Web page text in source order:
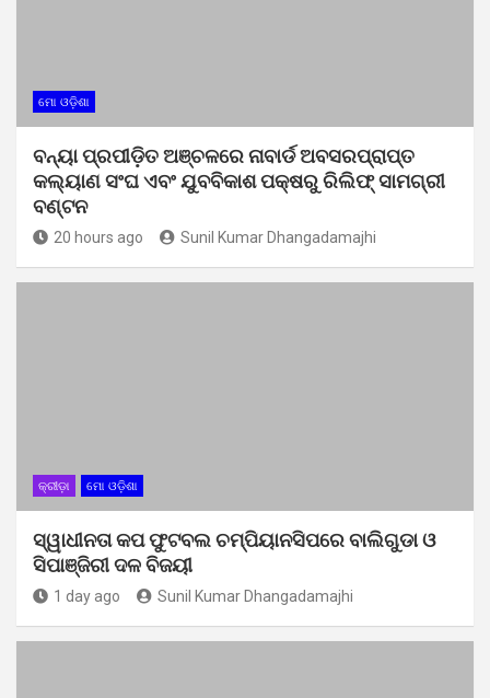
ମୋ ଓଡ଼ିଶା
ବନ୍ୟା ପ୍ରପୀଡ଼ିତ ଅଞ୍ଚଳରେ ନାବାର୍ଡ ଅବସରପ୍ରାପ୍ତ
କଲ୍ୟାଣ ସଂଘ ଏବଂ ଯୁବବିକାଶ ପକ୍ଷରୁ ରିଲିଫ୍ ସାମଗ୍ରୀ
ବଣ୍ଟନ
20 hours ago Sunil Kumar Dhangadamajhi
କ୍ରୀଡ଼ା ମୋ ଓଡ଼ିଶା
ସ୍ୱାଧୀନତା କପ ଫୁଟବଲ ଚମ୍ପିୟାନସିପରେ ବାଲିଗୁଡା ଓ
ସିପାଞ୍ଜିରୀ ଦଳ ବିଜୟୀ
1 day ago Sunil Kumar Dhangadamajhi